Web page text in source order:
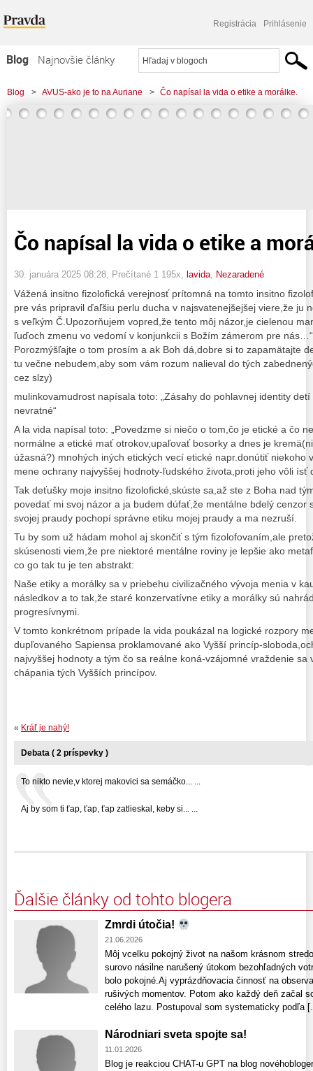
Registrácia Prihlásenie
Blog
Najnovšie články
Najčítanejšie články
Najkomentovanejšie články
Blog > AVUS-ako je to na Auriane > Čo napísal la vida o etike a morálke.
Čo napísal la vida o etike a
30. januára 2025 08:28 , Prečítané 1 195x, lavida Nezaradené
Vážená insitno fizolofická verejnosť prítomná na tomto insitno
pre vás pripravil ďaľšiu perlu ducha v najsvatenejšejšej viere,že ju
s veľkým Č.Upozorňujem vopred,že tento môj názor,je cielenou
ľuďoch zmenu vo vedomí v konjunkcii s Božím zámerom pre
Porozmýšľajte o tom prosím a ak Boh dá,dobre si to zapamätajte
tu večne nebudem,aby som vám rozum nalieval do tých
cez slzy)
mulinkovamudrost napísala toto: „Zásahy do pohlavnej identity
nevratné“
A la vida napísal toto: „Povedzme si niečo o tom,čo je etické a čo
normálne a etické mať otrokov,upaľovať bosorky a dnes je
úžasná?) mnohých iných etických vecí etické napr.donútiť niekoho
mene ochrany najvyššej hodnoty-ľudského života,proti jeho vôli ísť
Tak deťušky moje insitno fizolofické,skúste sa,až ste z Boha nad
povedať mi svoj názor a ja budem dúfať,že mentálne bdelý cenzor
svojej praudy pochopí správne etiku mojej praudy a ma nezruší.
Tu by som už hádam mohol aj skončiť s tým fizolofovaním,ale
skúsenosti viem,že pre niektoré mentálne roviny je lepšie ako
co go tak tu je ten abstrakt:
Naše etiky a morálky sa v priebehu civilizačného vývoja menia v
následkov a to tak,že staré konzervatívne etiky a morálky sú
progresívnymi.
V tomto konkrétnom prípade la vida poukázal na logické rozpory
dupľovaného Sapiensa proklamované ako Vyšší princíp-
najvyššej hodnoty a tým čo sa reálne koná-vzájomné vraždenie sa
chápania tých Vyšších princípov.
« Kráľ je nahý!
Debata ( 2 príspevky )
To nikto nevie,v ktorej makovici sa semáčko... ...
Aj by som ti ťap, ťap, ťap zatlieskal, keby si... ...
Ďalšie články od tohto blogera
Zmrdi útočia!
21.06.2026
Môj vcelku pokojný život na našom krásnom
surovo násilne narušený útokom bezohľadných
bolo pokojné.Aj vyprázdňovacia činnosť na
rušivých momentov. Potom ako každý deň začal
celého lazu. Postupoval som systematicky podľa
Národniari sveta spojte sa!
11.01.2026
Blog je reakciou CHAT-u GPT na blog